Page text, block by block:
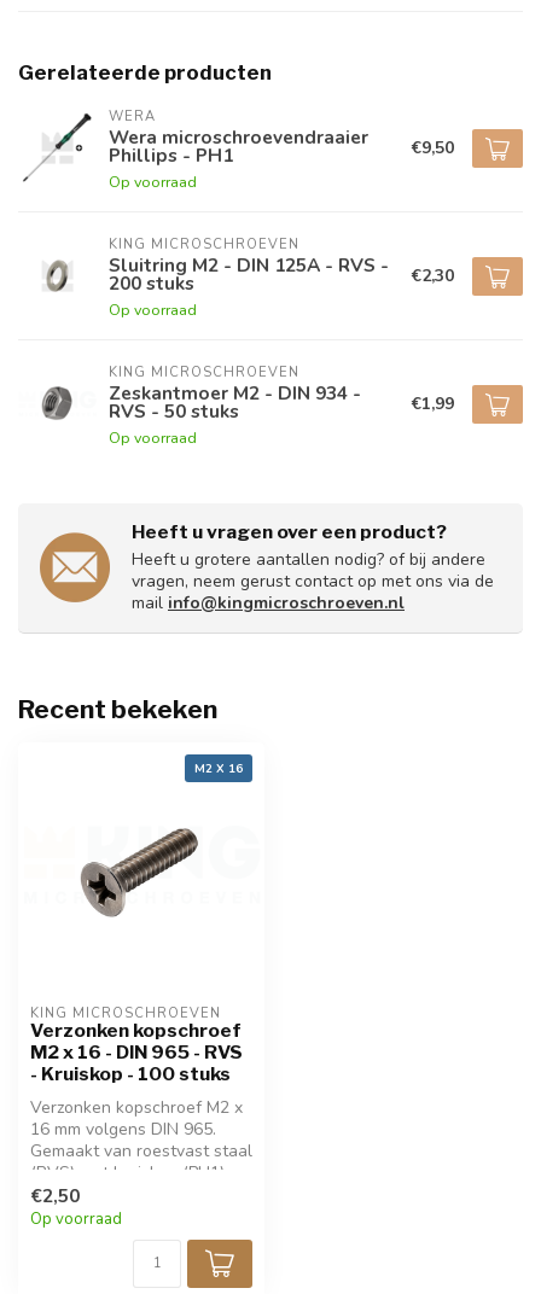
Gerelateerde producten
WERA
Wera microschroevendraaier
Phillips - PH1
Op voorraad
€9,50
KING MICROSCHROEVEN
Sluitring M2 - DIN 125A - RVS -
200 stuks
Op voorraad
€2,30
KING MICROSCHROEVEN
Zeskantmoer M2 - DIN 934 -
RVS - 50 stuks
Op voorraad
€1,99
Heeft u vragen over een product?
Heeft u grotere aantallen nodig? of bij andere
vragen, neem gerust contact op met ons via de
mail info@kingmicroschroeven.nl
Recent bekeken
M2 X 16
KING MICROSCHROEVEN
Verzonken kopschroef
M2 x 16 - DIN 965 - RVS
- Kruiskop - 100 stuks
Verzonken kopschroef M2 x
16 mm volgens DIN 965.
Gemaakt van roestvast staal
(RVS) met kruiskop (PH1).
Ideaal voor nette, vlakke
bevestiging in metaal,
kunststof of hout.
Corrosiebestendig en
duurzaam. Verpakt per 100
€2,50
Op voorraad